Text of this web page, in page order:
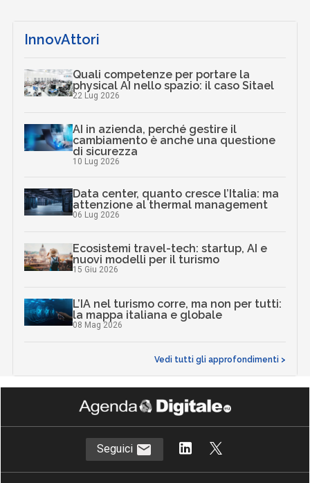
InnovAttori
Quali competenze per portare la
physical AI nello spazio: il caso Sitael
22 Lug 2026
AI in azienda, perché gestire il
cambiamento è anche una questione
di sicurezza
10 Lug 2026
Data center, quanto cresce l’Italia: ma
attenzione al thermal management
06 Lug 2026
Ecosistemi travel-tech: startup, AI e
nuovi modelli per il turismo
15 Giu 2026
L’IA nel turismo corre, ma non per tutti:
la mappa italiana e globale
08 Mag 2026
Vedi tutti gli approfondimenti >
Seguici